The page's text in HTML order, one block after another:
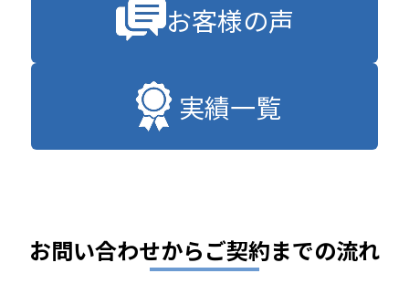
お客様の声
実績一覧
お問い合わせからご契約までの流れ